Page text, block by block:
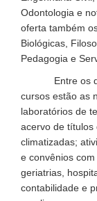
Odontologia e
oferta também
Biológicas,
Pedagogia e
Entre os
cursos estão as
laboratórios de
acervo de títulos
climatizadas;
e convênios
geriatrias,
contabilidade e